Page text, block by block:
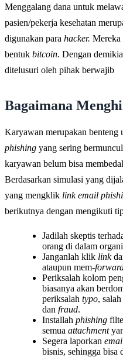
Menggalang dana untuk
pasien/pekerja kesehatan
digunakan para hacker. Mereka
bentuk bitcoin. Dengan
ditelusuri oleh pihak berwajib
Bagaimana
Karyawan merupakan benteng
phishing yang sering
karyawan belum bisa
Berdasarkan simulasi yang
yang mengklik link email
berikutnya dengan mengikuti
Jadilah skeptis
orang di dalam
Janganlah klik link
ataupun mem-
Periksalah kolom
biasanya akan
periksalah typo,
dan fraud.
Installah phishing
semua attachment
Segera laporkan
bisnis, sehingga bisa